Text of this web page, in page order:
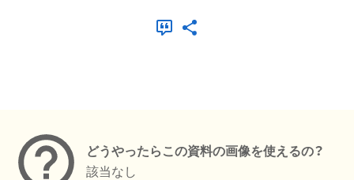
どうやったらこの資料の画像を使えるの？
該当なし